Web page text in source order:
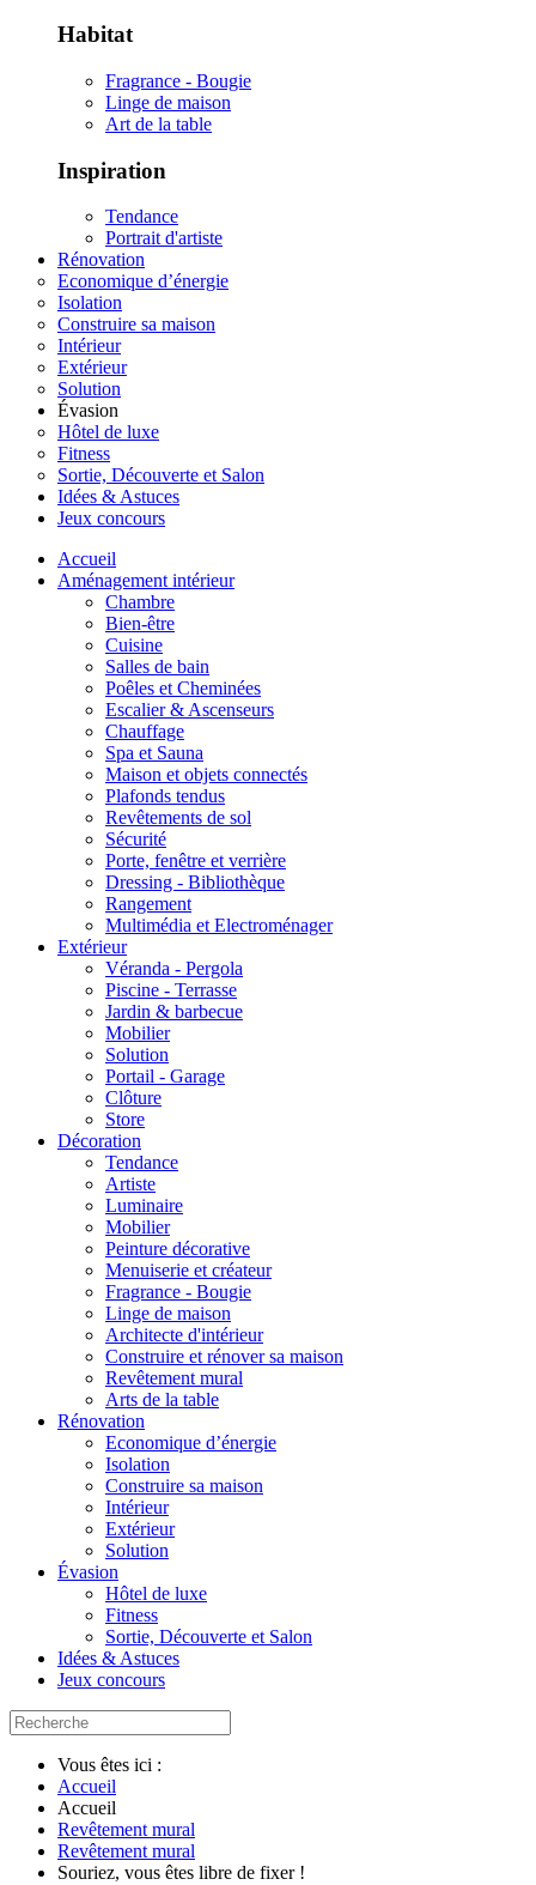
Habitat
Fragrance - Bougie
Linge de maison
Art de la table
Inspiration
Tendance
Portrait d'artiste
Rénovation
Economique d’énergie
Isolation
Construire sa maison
Intérieur
Extérieur
Solution
Évasion
Hôtel de luxe
Fitness
Sortie, Découverte et Salon
Idées & Astuces
Jeux concours
Accueil
Aménagement intérieur
Chambre
Bien-être
Cuisine
Salles de bain
Poêles et Cheminées
Escalier & Ascenseurs
Chauffage
Spa et Sauna
Maison et objets connectés
Plafonds tendus
Revêtements de sol
Sécurité
Porte, fenêtre et verrière
Dressing - Bibliothèque
Rangement
Multimédia et Electroménager
Extérieur
Véranda - Pergola
Piscine - Terrasse
Jardin & barbecue
Mobilier
Solution
Portail - Garage
Clôture
Store
Décoration
Tendance
Artiste
Luminaire
Mobilier
Peinture décorative
Menuiserie et créateur
Fragrance - Bougie
Linge de maison
Architecte d'intérieur
Construire et rénover sa maison
Revêtement mural
Arts de la table
Rénovation
Economique d’énergie
Isolation
Construire sa maison
Intérieur
Extérieur
Solution
Évasion
Hôtel de luxe
Fitness
Sortie, Découverte et Salon
Idées & Astuces
Jeux concours
Vous êtes ici :
Accueil
Accueil
Revêtement mural
Revêtement mural
Souriez, vous êtes libre de fixer !